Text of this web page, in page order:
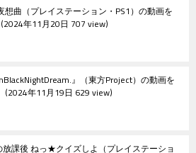
想曲（プレイステーション・PS1）の動画を
2024年11月20日 707 view
』（東方Project）の動画を
2024年11月19日 629 view
放課後 ねっ★クイズしよ（プレイステーショ